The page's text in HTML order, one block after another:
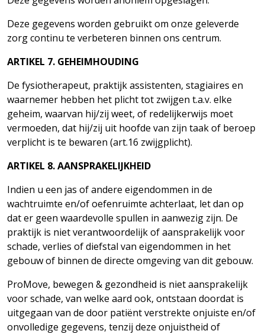
Deze gegevens worden gebruikt om onze geleverde
zorg continu te verbeteren binnen ons centrum.
ARTIKEL 7. GEHEIMHOUDING
De fysiotherapeut, praktijk assistenten, stagiaires en
waarnemer hebben het plicht tot zwijgen t.a.v. elke
geheim, waarvan hij/zij weet, of redelijkerwijs moet
vermoeden, dat hij/zij uit hoofde van zijn taak of beroep
verplicht is te bewaren (art.16 zwijgplicht).
ARTIKEL 8.AANSPRAKELIJKHEID
Indien u een jas of andere eigendommen in de
wachtruimte en/of oefenruimte achterlaat, let dan op
dat er geen waardevolle spullen in aanwezig zijn. De
praktijk is niet verantwoordelijk of aansprakelijk voor
schade, verlies of diefstal van eigendommen in het
gebouw of binnen de directe omgeving van dit gebouw.
ProMove, bewegen & gezondheid is niet aansprakelijk
voor schade, van welke aard ook, ontstaan doordat is
uitgegaan van de door patiënt verstrekte onjuiste en/of
onvolledige gegevens, tenzij deze onjuistheid of